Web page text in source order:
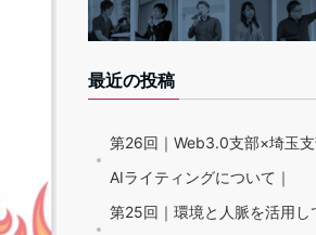
最近の投稿
第26回｜Web3.0支部×埼玉
AIライティングについて｜
第25回｜環境と人脈を活用し